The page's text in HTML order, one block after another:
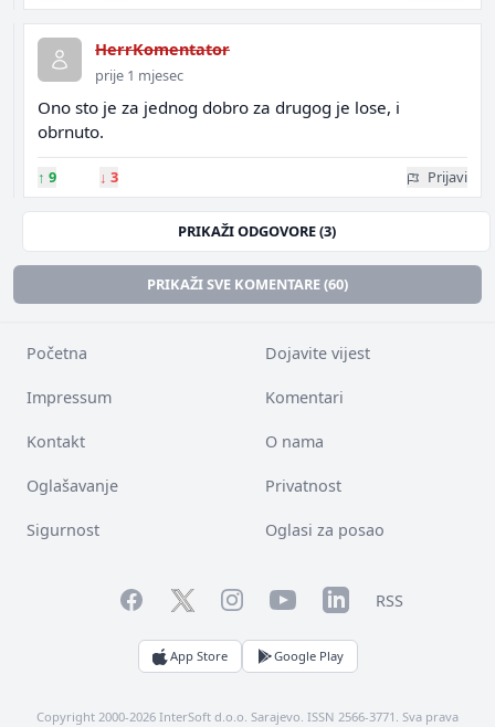
HerrKomentator
prije 1 mjesec
Ono sto je za jednog dobro za drugog je lose, i
obrnuto.
↑ 9 ↓ 3 Prijavi
PRIKAŽI ODGOVORE (3)
PRIKAŽI SVE KOMENTARE (60)
Početna Dojavite vijest
Impressum Komentari
Kontakt O nama
Oglašavanje Privatnost
Sigurnost Oglasi za posao
FacebookTwitterInstagramYouTubeLinkedInRSS
App Store Google Play
Copyright 2000-2026 InterSoft d.o.o. Sarajevo. ISSN 2566-3771. Sva prava